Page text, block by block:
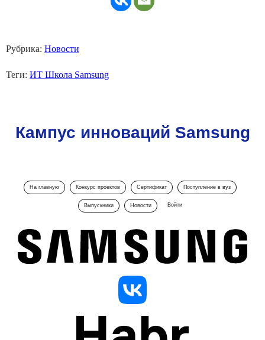
Рубрика: Новости
Теги: ИТ Школа Samsung
Кампус инноваций Samsung
На главную Конкурс проектов Сертификат Поступление в вуз
Выпускники Новости Войти